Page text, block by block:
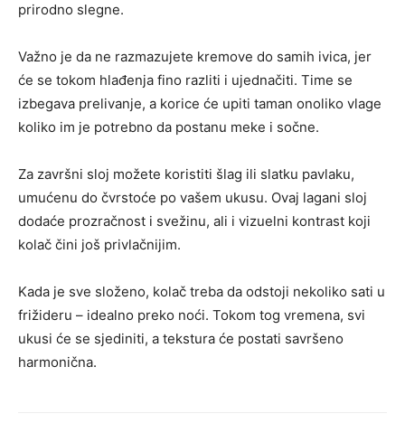
prirodno slegne.
Važno je da ne razmazujete kremove do samih ivica, jer
će se tokom hlađenja fino razliti i ujednačiti. Time se
izbegava prelivanje, a korice će upiti taman onoliko vlage
koliko im je potrebno da postanu meke i sočne.
Za završni sloj možete koristiti šlag ili slatku pavlaku,
umućenu do čvrstoće po vašem ukusu. Ovaj lagani sloj
dodaće prozračnost i svežinu, ali i vizuelni kontrast koji
kolač čini još privlačnijim.
Kada je sve složeno, kolač treba da odstoji nekoliko sati u
frižideru – idealno preko noći. Tokom tog vremena, svi
ukusi će se sjediniti, a tekstura će postati savršeno
harmonična.